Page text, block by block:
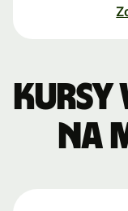
Kursy
na